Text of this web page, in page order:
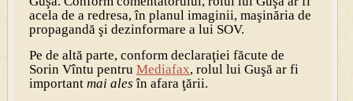
acela de a redresa, în planul imaginii, maşinăria de
propagandă şi dezinformare a lui SOV.
Pe de altă parte, conform declaraţiei făcute de
Sorin Vîntu pentru Mediafax, rolul lui Guşă ar fi
important mai ales în afara ţării.